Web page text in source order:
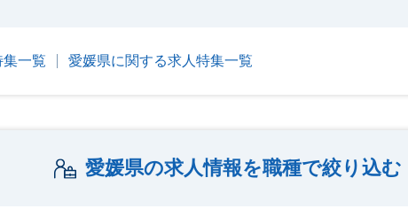
一覧 愛媛県に関する求人特集一覧
愛媛県の求人情報を職種で絞り込む